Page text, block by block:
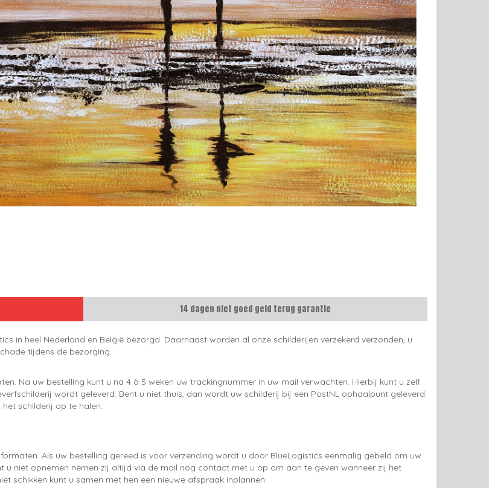
14 dagen niet goed geld terug garantie
in heel Nederland en België bezorgd. Daarnaast worden al onze schilderijen verzekerd verzonden, u
tijdens de bezorging.
Na uw bestelling kunt u na 4 à 5 weken uw trackingnummer in uw mail verwachten. Hierbij kunt u zelf
wordt geleverd. Bent u niet thuis, dan wordt uw schilderij bij een PostNL ophaalpunt geleverd.
schilderij op te halen.
Als uw bestelling gereed is voor verzending wordt u door BlueLogistics eenmalig gebeld om uw
u niet opnemen nemen zij altijd via de mail nog contact met u op om aan te geven wanneer zij het
schikken kunt u samen met hen een nieuwe afspraak inplannen.